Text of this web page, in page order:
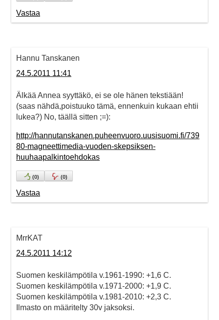
Vastaa
Hannu Tanskanen
24.5.2011 11:41
Älkää Annea syyttäkö, ei se ole hänen tekstiään!
(saas nähdä,poistuuko tämä, ennenkuin kukaan ehtii
lukea?) No, täällä sitten ;=):
http://hannutanskanen.puheenvuoro.uusisuomi.fi/739
80-magneettimedia-vuoden-skepsiksen-
huuhaapalkintoehdokas
(0) (0)
Vastaa
MrrKAT
24.5.2011 14:12
Suomen keskilämpötila v.1961-1990: +1,6 C.
Suomen keskilämpötila v.1971-2000: +1,9 C.
Suomen keskilämpötila v.1981-2010: +2,3 C.
Ilmasto on määritelty 30v jaksoksi.